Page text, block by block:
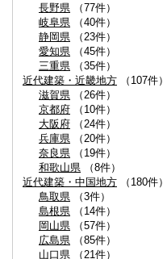
長野県 （77件）
岐阜県 （40件）
静岡県 （23件）
愛知県 （45件）
三重県 （35件）
近代建築・近畿地方 （107件）
滋賀県 （26件）
京都府 （10件）
大阪府 （24件）
兵庫県 （20件）
奈良県 （19件）
和歌山県 （8件）
近代建築・中国地方 （180件）
鳥取県 （3件）
島根県 （14件）
岡山県 （57件）
広島県 （85件）
山口県 （21件）